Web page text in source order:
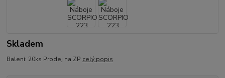
Skladem
Balení: 20ks Prodej na ZP celý popis